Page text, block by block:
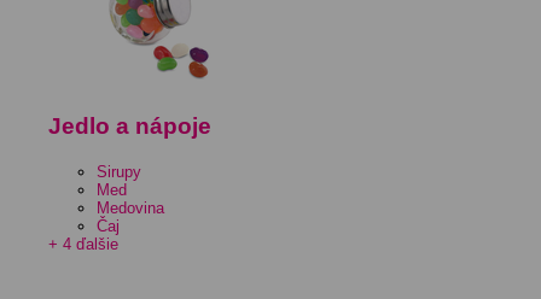
Jedlo a nápoje
Sirupy
Med
Medovina
Čaj
+ 4 ďalšie